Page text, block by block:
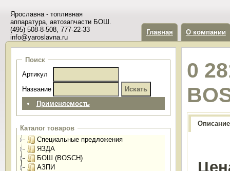
Ярославна - топливная
аппаратура, автозапчасти БОШ.
(495) 508-8-508, 777-22-33
info@yaroslavna.ru
Главная О компании
Поиск
Артикул
Название
Применяемость
Каталог товаров
Специальные предложения
ЯЗДА
БОШ (BOSCH)
АЗПИ
0
Описание